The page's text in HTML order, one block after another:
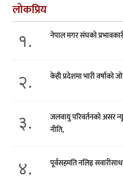
लोकप्रिय
१. नेपाल मगर संघको
२. केही प्रदेशमा भारी वर्षाको
३.
जलवायु परिवर्तनको असर
नीति,
४. पूर्वसहमति नलिइ